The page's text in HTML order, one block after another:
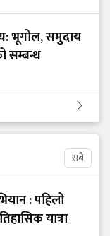
भूगोल, समुदाय
सम्बन्ध
सबै
: पहिलो
यात्रा